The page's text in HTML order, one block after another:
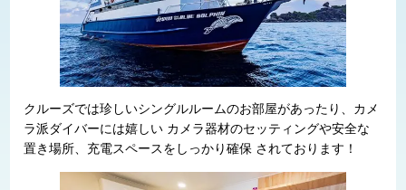
クルーズでは珍しいシングルルームのお部屋があったり、カメ
ラ派ダイバーには嬉しい カメラ器材のセッティングや安全な
置き場所、充電スペースをしっかり確保 されております！